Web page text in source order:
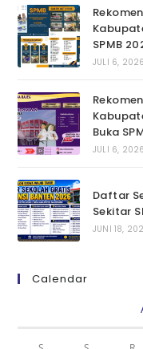
SPMB
JULI 6, 2026
Buka
JULI 6, 2026
Daftar
Sekitar
JUNI 18,
Calendar